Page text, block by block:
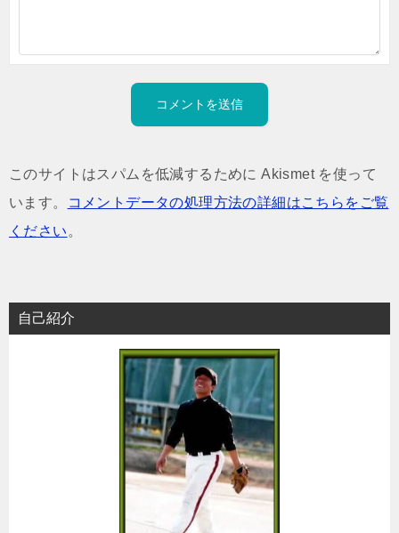
このサイトはスパムを低減するために Akismet を使って
います。
コメントデータの処理方法の詳細はこちらをご覧
ください 。
自己紹介